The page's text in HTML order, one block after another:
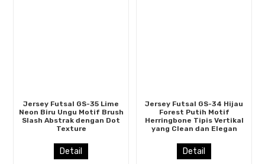
Jersey Futsal GS-35 Lime
Neon Biru Ungu Motif Brush
Slash Abstrak dengan Dot
Texture
Detail
Jersey Futsal GS-34 Hijau
Forest Putih Motif
Herringbone Tipis Vertikal
yang Clean dan Elegan
Detail